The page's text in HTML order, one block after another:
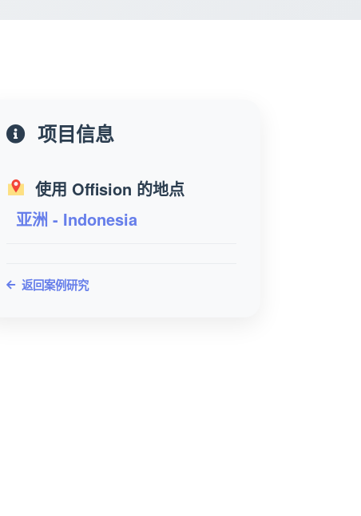
项目信息
使用 Offision 的地点
亚洲 - Indonesia
返回案例研究